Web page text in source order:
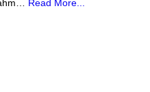
Read More...